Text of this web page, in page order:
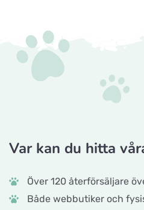
Var kan du hitta
Över 120 återförsäljare
Både webbutiker och